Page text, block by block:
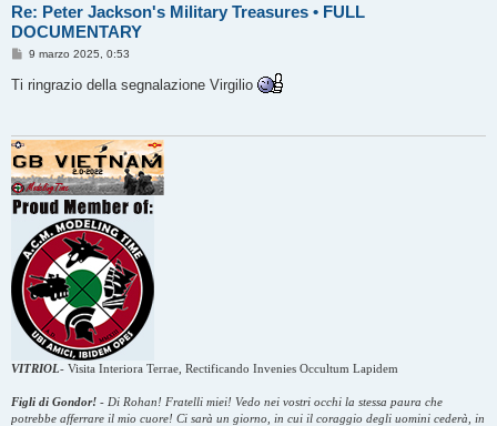
Re: Peter Jackson's Military Treasures • FULL
DOCUMENTARY
M
s
i
o
9 marzo 2025, 0:53
Ti ringrazio della segnalazione Virgilio
VITRIOL- Visita Interiora Terrae, Rectificando Invenies Occultum Lapidem
Figli di Gondor! - Di Rohan! Fratelli miei! Vedo nei vostri occhi la stessa paura che
potrebbe afferrare il mio cuore! Ci sarà un giorno, in cui il coraggio degli uomini cederà, in